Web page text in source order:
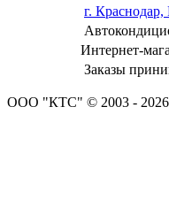
г.
Интернет-
Заказы
ООО "КТС" © 2003 - 2026